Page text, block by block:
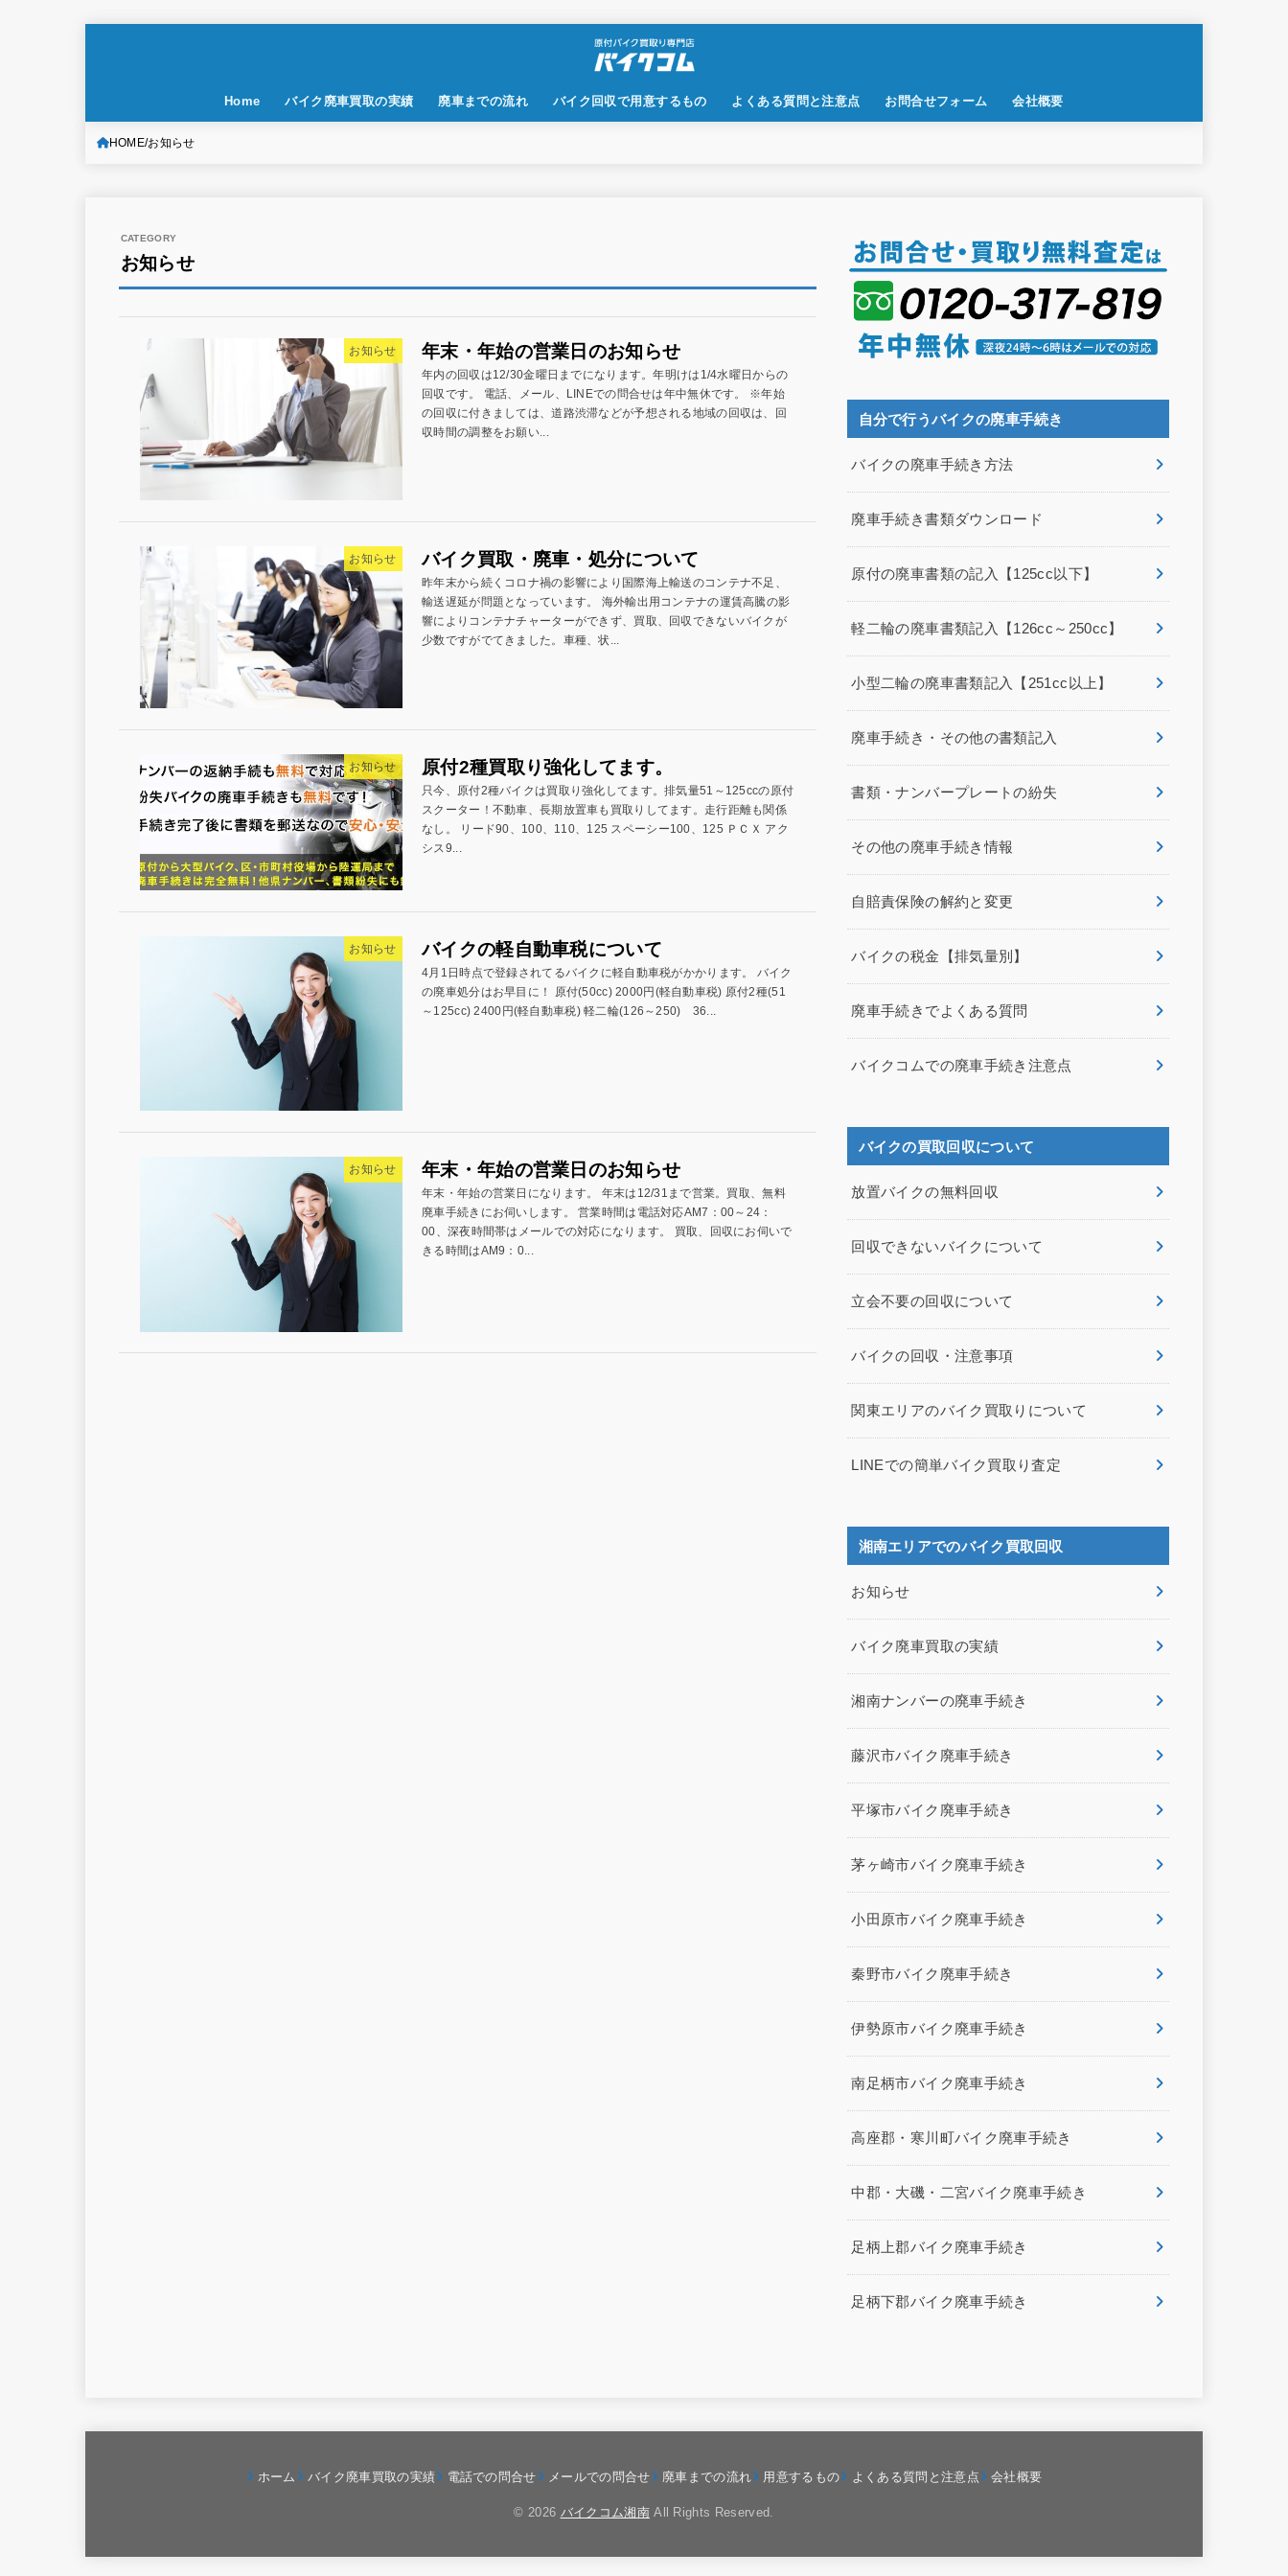
Home バイク廃車買取の実績 廃車までの流れ バイク回収で用意するもの よくある質問と注意点 お問合せフォーム 会社概要
HOME お知らせ
お知らせ
お知らせ 年末・年始の営業日のお知らせ
年内の回収は12/30金曜日までになります。年明けは1/4水曜日からの
回収です。 電話、メール、LINEでの問合せは年中無休です。 ※年始
の回収に付きましては、道路渋滞などが予想される地域の回収は、回
収時間の調整をお願い...
お知らせ バイク買取・廃車・処分について
昨年末から続くコロナ禍の影響により国際海上輸送のコンテナ不足、
輸送遅延が問題となっています。 海外輸出用コンテナの運賃高騰の影
響によりコンテナチャーターができず、買取、回収できないバイクが
少数ですがでてきました。車種、状...
お知らせ 原付2種買取り強化してます。
只今、原付2種バイクは買取り強化してます。排気量51～125ccの原付
スクーター！不動車、長期放置車も買取りしてます。走行距離も関係
なし。 リード90、100、110、125 スペーシー100、125 ＰＣＸ アク
シス9...
お知らせ バイクの軽自動車税について
4月1日時点で登録されてるバイクに軽自動車税がかかります。 バイク
の廃車処分はお早目に！ 原付(50cc) 2000円(軽自動車税) 原付2種(51
～125cc) 2400円(軽自動車税) 軽二輪(126～250) 36...
お知らせ 年末・年始の営業日のお知らせ
年末・年始の営業日になります。 年末は12/31まで営業。買取、無料
廃車手続きにお伺いします。 営業時間は電話対応AM7：00～24：
00、深夜時間帯はメールでの対応になります。 買取、回収にお伺いで
きる時間はAM9：0...
自分で行うバイクの廃車手続き
バイクの廃車手続き方法
廃車手続き書類ダウンロード
原付の廃車書類の記入【125cc以下】
軽二輪の廃車書類記入【126cc～250cc】
小型二輪の廃車書類記入【251cc以上】
廃車手続き・その他の書類記入
書類・ナンバープレートの紛失
その他の廃車手続き情報
自賠責保険の解約と変更
バイクの税金【排気量別】
廃車手続きでよくある質問
バイクコムでの廃車手続き注意点
バイクの買取回収について
放置バイクの無料回収
回収できないバイクについて
立会不要の回収について
バイクの回収・注意事項
関東エリアのバイク買取りについて
LINEでの簡単バイク買取り査定
湘南エリアでのバイク買取回収
お知らせ
バイク廃車買取の実績
湘南ナンバーの廃車手続き
藤沢市バイク廃車手続き
平塚市バイク廃車手続き
茅ヶ崎市バイク廃車手続き
小田原市バイク廃車手続き
秦野市バイク廃車手続き
伊勢原市バイク廃車手続き
南足柄市バイク廃車手続き
高座郡・寒川町バイク廃車手続き
中郡・大磯・二宮バイク廃車手続き
足柄上郡バイク廃車手続き
足柄下郡バイク廃車手続き
ホーム バイク廃車買取の実績 電話での問合せ メールでの問合せ 廃車までの流れ 用意するもの よくある質問と注意点 会社概要
© 2026 バイクコム湘南All Rights Reserved.